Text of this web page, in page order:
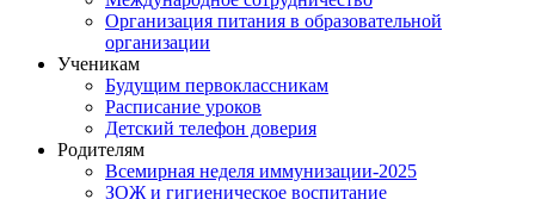
Организация питания в образовательной
организации
Ученикам
Будущим первоклассникам
Расписание уроков
Детский телефон доверия
Родителям
Всемирная неделя иммунизации-2025
ЗОЖ и гигиеническое воспитание